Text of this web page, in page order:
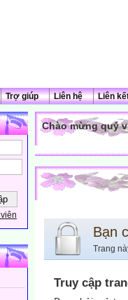
Trợ giúp Liên hệ Liên
Chào mừng quý
Bạn
Trang
Truy cập